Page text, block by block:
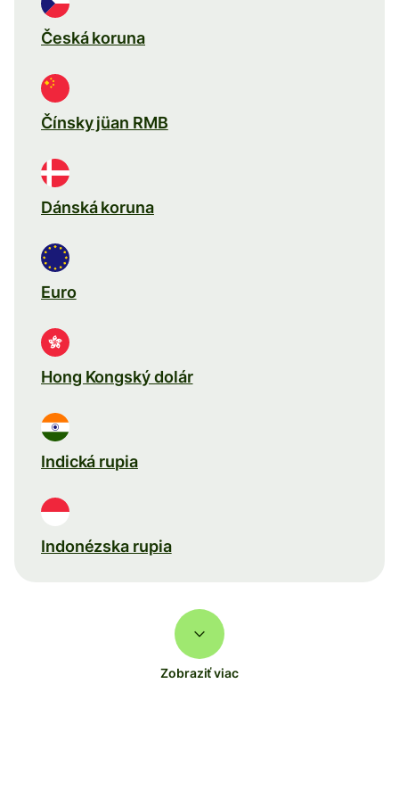
Česká koruna
Čínsky jüan RMB
Dánská koruna
Euro
Hong Kongský dolár
Indická rupia
Indonézska rupia
Zobraziť viac